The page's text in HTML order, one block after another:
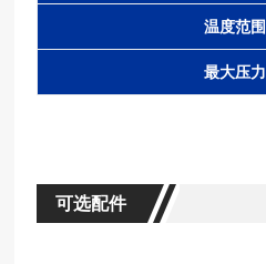
温度范围
最大压力
可选配件